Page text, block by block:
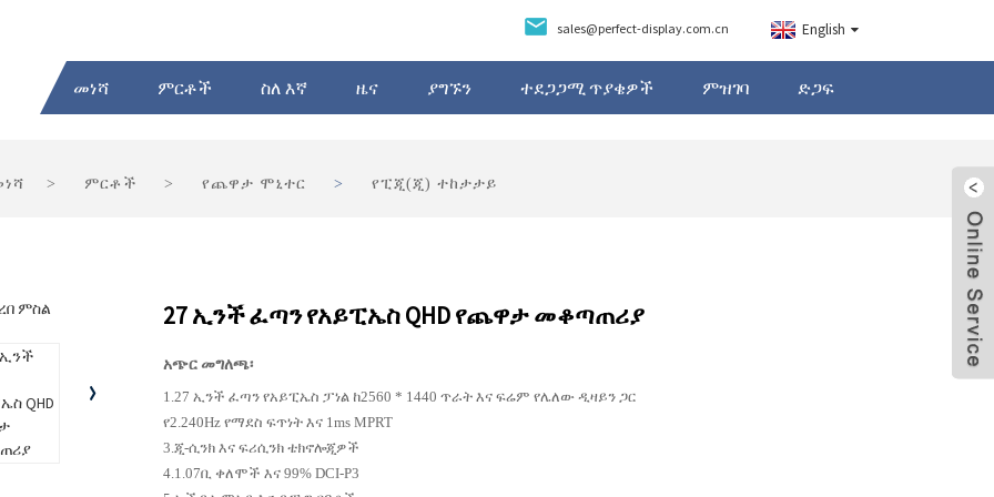
sales@perfect-display.com.cn English
መነሻ ምርቶች ስለ እኛ ዜና ያግኙን ተደጋጋሚ ጥያቄዎች ምዝገባ ድጋፍ
ምርቶች የጨዋታ ሞኒተር የፒጂ(ጂ) ተከታታይ
27 ኢንች ፈጣን የአይፒኤስ QHD የጨዋታ መቆጣጠሪያ
አጭር መግለጫ፡
1.27 ኢንች ፈጣን የአይፒኤስ ፓነል ከ2560 * 1440 ጥራት እና ፍሬም የሌለው ዲዛይን ጋር
የ2.240Hz የማደስ ፍጥነት እና 1ms MPRT
3.ጂ-ሲንክ እና ፍሪሲንክ ቴክኖሎጂዎች
4.1.07ቢ ቀለሞች እና 99% DCI-P3